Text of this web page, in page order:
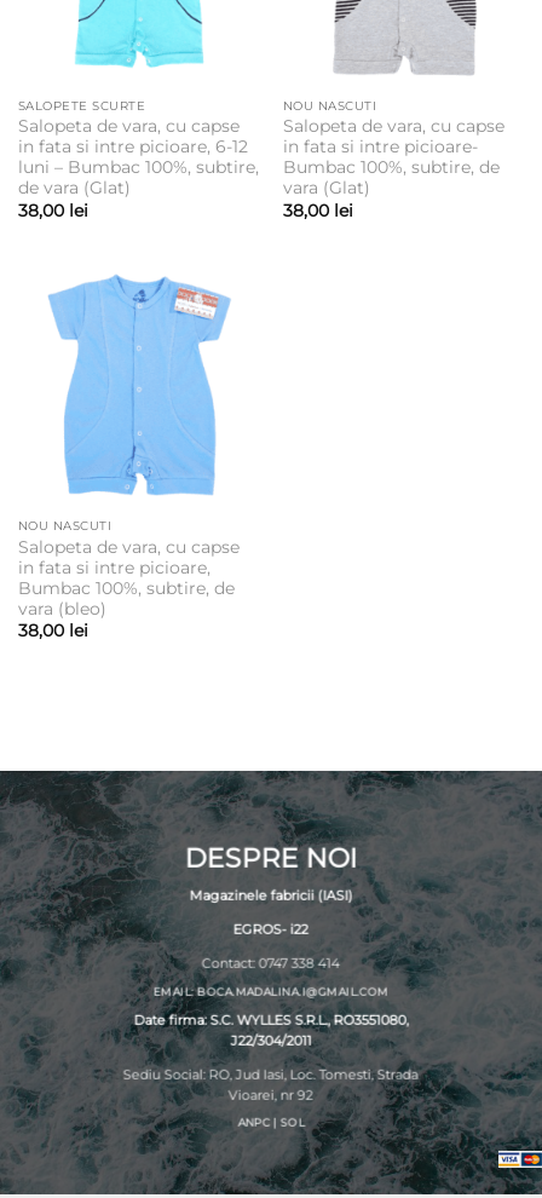
SALOPETE SCURTE
Salopeta de vara, cu capse
in fata si intre picioare, 6-12
luni – Bumbac 100%, subtire,
de vara (Glat)
38,00 lei
NOU NASCUTI
Salopeta de vara, cu capse
in fata si intre picioare-
Bumbac 100%, subtire, de
vara (Glat)
38,00 lei
NOU NASCUTI
Salopeta de vara, cu capse
in fata si intre picioare,
Bumbac 100%, subtire, de
vara (bleo)
38,00 lei
DESPRE NOI
Magazinele fabricii (IASI)
EGROS- i22
Contact: 0747 338 414
EMAIL: BOCA.MADALINA.I@GMAIL.COM
Date firma: S.C. WYLLES S.R.L., RO3551080,
J22/304/2011
Sediu Social: RO, Jud Iasi, Loc. Tomesti, Strada
Vioarei, nr 92
ANPC | SOL